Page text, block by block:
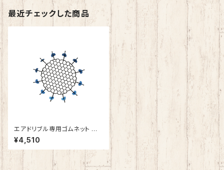
最近チェックした商品
エアドリブル専用ゴムネット 最
新版 バスケットボール ドリブル
練習 室内 静か 音が響きにくい
低騒音 自主練 リビングで練習
AirDribble トレーニング用品
¥4,510